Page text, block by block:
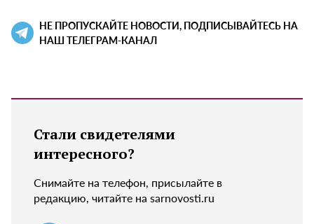
НЕ ПРОПУСКАЙТЕ НОВОСТИ, ПОДПИСЫВАЙТЕСЬ НА
НАШ ТЕЛЕГРАМ-КАНАЛ
Стали свидетелями
интересного?
Снимайте на телефон, присылайте в
редакцию, читайте на sarnovosti.ru